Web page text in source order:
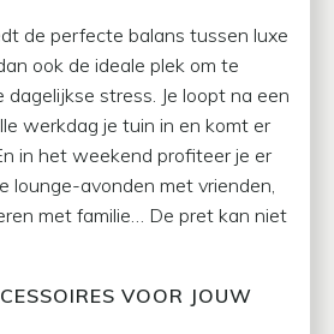
de perfecte balans tussen luxe
ook de ideale plek om te
stress. Je loopt na een
werkdag je tuin in en komt er
in het weekend profiteer je er
lounge-avonden met vrienden,
met familie… De pret kan niet
VOOR JOUW